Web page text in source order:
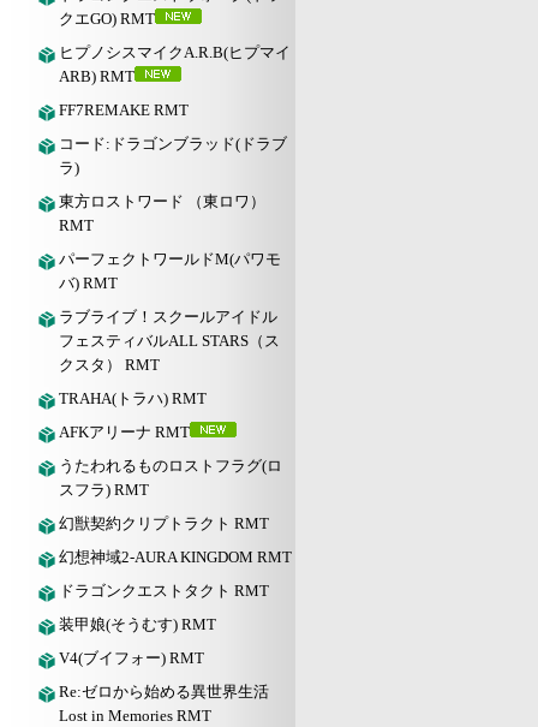
クエGO) RMT
ヒプノシスマイクA.R.B(ヒプマイ
ARB) RMT
FF7REMAKE RMT
コード:ドラゴンブラッド(ドラブ
ラ)
東方ロストワード （東ロワ）
RMT
パーフェクトワールドM(パワモ
バ) RMT
ラブライブ！スクールアイドル
フェスティバルALL STARS（ス
クスタ） RMT
TRAHA(トラハ) RMT
AFKアリーナ RMT
うたわれるものロストフラグ(ロ
スフラ) RMT
幻獣契約クリプトラクト RMT
幻想神域2-AURA KINGDOM RMT
ドラゴンクエストタクト RMT
装甲娘(そうむす) RMT
V4(ブイフォー) RMT
Re:ゼロから始める異世界生活
Lost in Memories RMT